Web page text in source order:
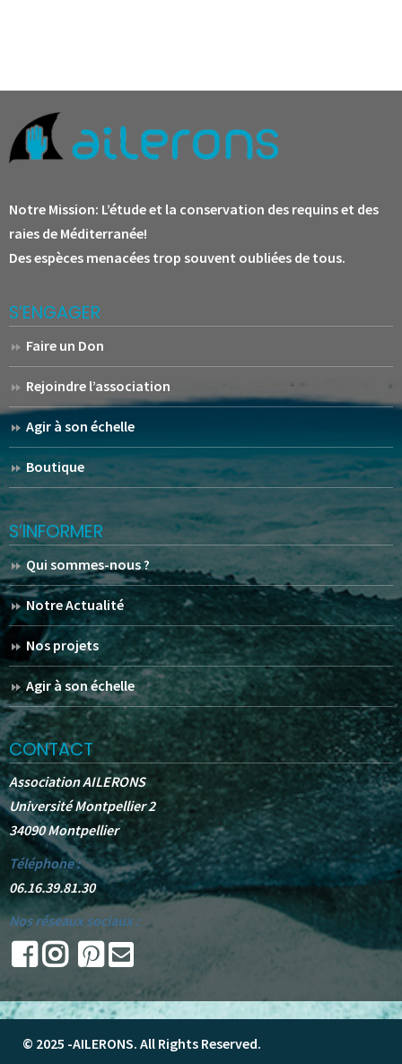
Notre Mission: L’étude et la conservation des requins et des
raies de Méditerranée!
Des espèces menacées trop souvent oubliées de tous.
S’ENGAGER
Faire un Don
Rejoindre l’association
Agir à son échelle
Boutique
S’INFORMER
Qui sommes-nous ?
Notre Actualité
Nos projets
Agir à son échelle
CONTACT
Association AILERONS
Université Montpellier 2
34090 Montpellier
Téléphone :
06.16.39.81.30
Nos réseaux sociaux :
© 2025 -AILERONS. All Rights Reserved.